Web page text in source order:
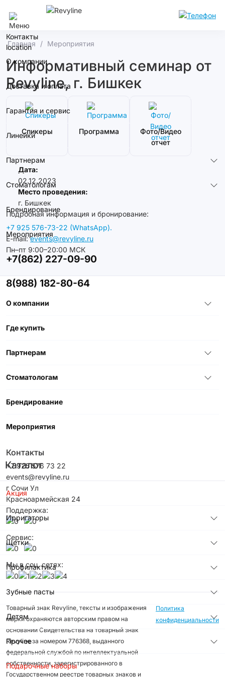
Контакты
О компании
Доставка и оплата
Гарантия и сервис
Линейки
Партнерам
Стоматологам
Брендирование
Мероприятия
+7(862) 227-09-90
8(988) 182-80-64
Каталог
Акция
Ирригаторы
Щетки
Профилактика
Зубные пасты
Детям
Прочее
Подарочные наборы
Главная Мероприятия
Информативный семинар от
Revyline, г. Бишкек
Спикеры Программа
Фото/Видео
отчет
Дата:
02.12.2023
Место проведения:
г. Бишкек
Подробная информация и бронирование:
+7 925 576-73-22 (WhatsApp).
E-mail: events@revyline.ru
Пн–пт 9:00–20:00 МСК
О компании
Где купить
Партнерам
Стоматологам
Брендирование
Мероприятия
Контакты
+7 925 576 73 22
events@revyline.ru
г Сочи Ул
Красноармейская 24
Поддержка:
Сервис:
Мы в соц. сетях:
Товарный знак Revyline, тексты и изображения
марки охраняются авторским правом на
основании Свидетельства на товарный знак
Revyline за номером 776368, выданного
федеральной службой по интеллектуальной
собственности, зарегистрированного в
Государственном реестре товарных знаков и
Политика
конфиденциальности